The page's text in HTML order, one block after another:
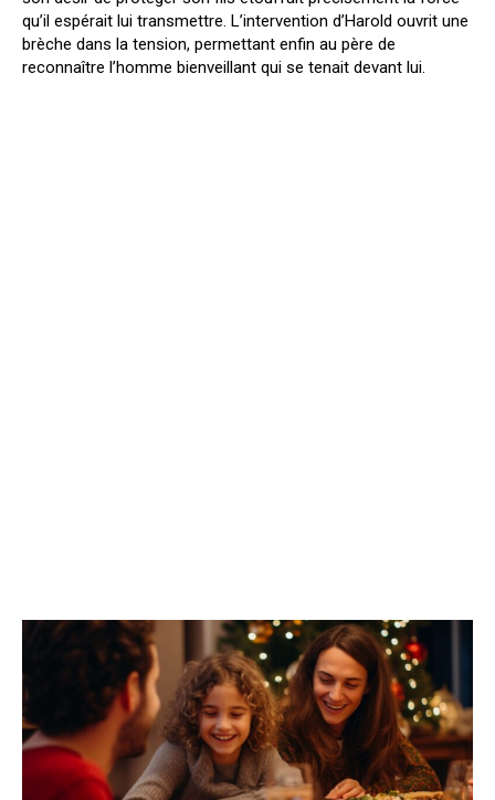
qu’il espérait lui transmettre. L’intervention d’Harold ouvrit une
brèche dans la tension, permettant enfin au père de
reconnaître l’homme bienveillant qui se tenait devant lui.